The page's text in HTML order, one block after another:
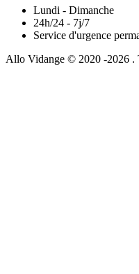
Lundi - Dimanche
24h/24 - 7j/7
Service d'urgence
Allo Vidange © 2020 -2026 .